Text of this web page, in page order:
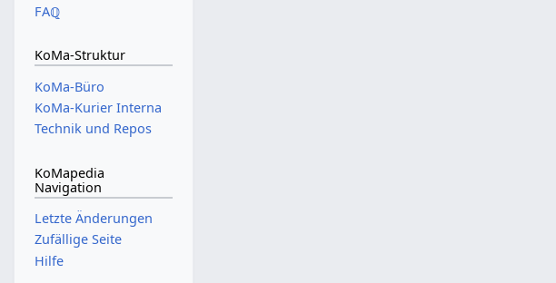
FAℚ
KoMa-Struktur
KoMa-Büro
KoMa-Kurier Interna
Technik und Repos
KoMapedia
Navigation
Letzte Änderungen
Zufällige Seite
Hilfe